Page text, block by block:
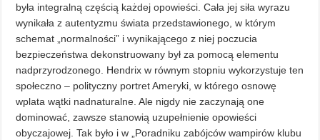
była integralną częścią każdej opowieści. Cała jej siła wyrazu
wynikała z autentyzmu świata przedstawionego, w którym
schemat „normalności” i wynikającego z niej poczucia
bezpieczeństwa dekonstruowany był za pomocą elementu
nadprzyrodzonego. Hendrix w równym stopniu wykorzystuje ten
społeczno – polityczny portret Ameryki, w którego osnowę
wplata wątki nadnaturalne. Ale nigdy nie zaczynają one
dominować, zawsze stanowią uzupełnienie opowieści
obyczajowej. Tak było i w „Poradniku zabójców wampirów klubu